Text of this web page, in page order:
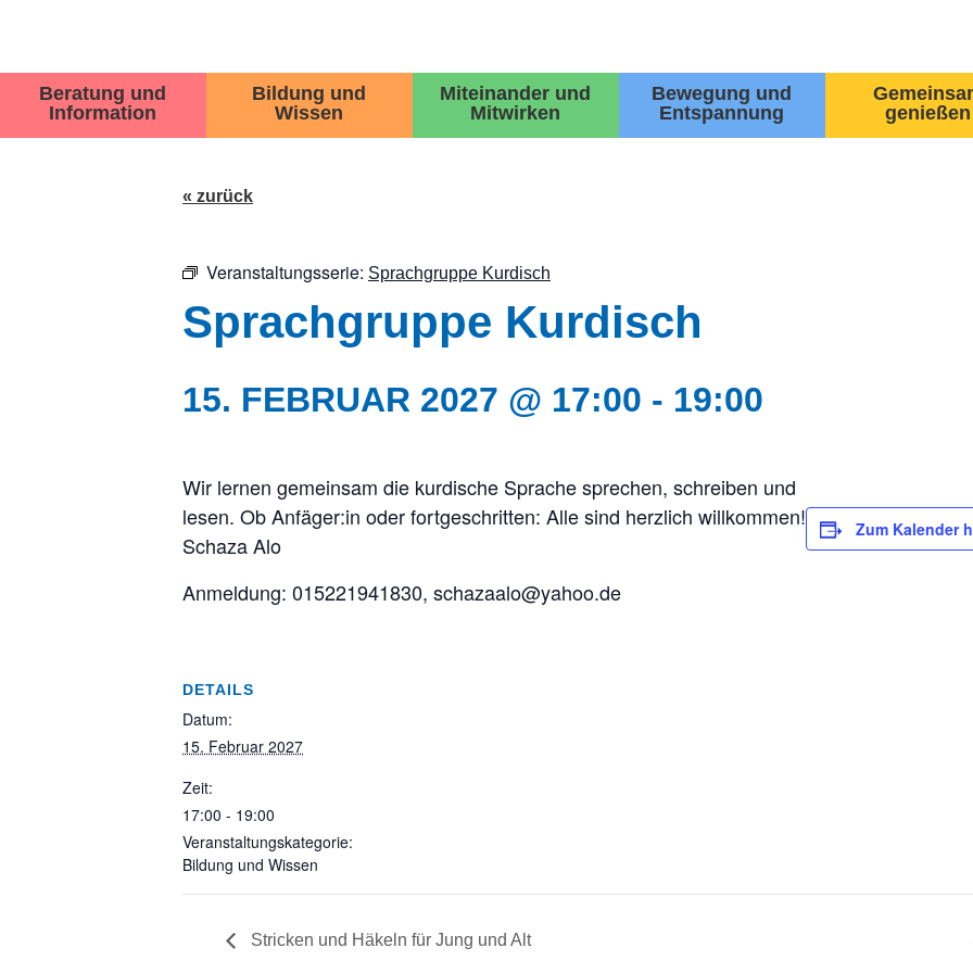
Beratung und
Information
Bildung und
Wissen
Miteinander und
Mitwirken
Bewegung und
Entspannung
genießen
« zurück
Veranstaltungsserie: Sprachgruppe Kurdisch
Sprachgruppe Kurdisch
15. FEBRUAR 2027 @ 17:00 - 19:00
Wir lernen gemeinsam die kurdische Sprache sprechen, schreiben und
lesen. Ob Anfäger:in oder fortgeschritten: Alle sind herzlich willkommen!
Schaza Alo
Anmeldung: 015221941830, schazaalo@yahoo.de
Zum Kalender
DETAILS
Datum:
15. Februar 2027
Zeit:
17:00 - 19:00
Veranstaltungskategorie:
Bildung und Wissen
Stricken und Häkeln für Jung und Alt